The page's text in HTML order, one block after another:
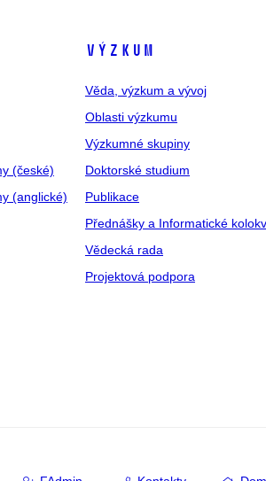
(české)
(anglické)
VÝZKUM
Věda, výzkum a vývoj
Oblasti výzkumu
Výzkumné skupiny
Doktorské studium
Publikace
Přednášky a Informatické
Vědecká rada
Projektová podpora